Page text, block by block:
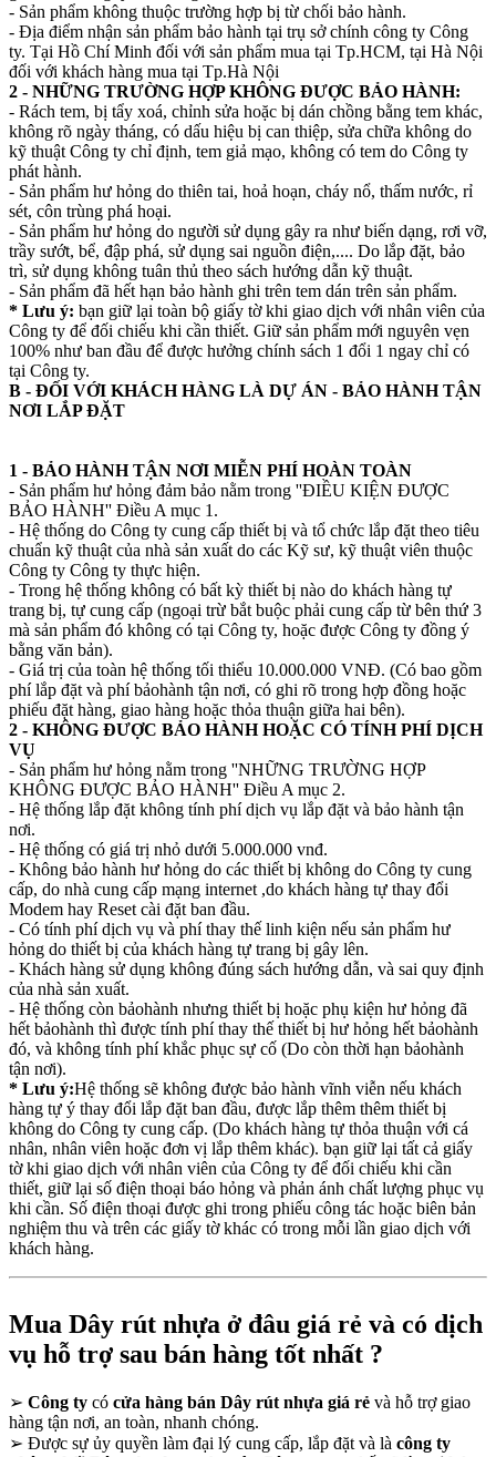
- Sản phẩm không thuộc trường hợp bị từ chối bảo hành.
- Địa điểm nhận sản phẩm bảo hành tại trụ sở chính công ty Công
ty. Tại Hồ Chí Minh đối với sản phẩm mua tại Tp.HCM, tại Hà Nội
đối với khách hàng mua tại Tp.Hà Nội
2 - NHỮNG TRƯỜNG HỢP KHÔNG ĐƯỢC BẢO HÀNH:
- Rách tem, bị tẩy xoá, chỉnh sửa hoặc bị dán chồng bằng tem khác,
không rõ ngày tháng, có dấu hiệu bị can thiệp, sửa chữa không do
kỹ thuật Công ty chỉ định, tem giả mạo, không có tem do Công ty
phát hành.
- Sản phẩm hư hỏng do thiên tai, hoả hoạn, cháy nổ, thấm nước, rỉ
sét, côn trùng phá hoại.
- Sản phẩm hư hỏng do người sử dụng gây ra như biến dạng, rơi vỡ,
trầy sướt, bể, đập phá, sử dụng sai nguồn điện,.... Do lắp đặt, bảo
trì, sử dụng không tuân thủ theo sách hướng dẫn kỹ thuật.
- Sản phẩm đã hết hạn bảo hành ghi trên tem dán trên sản phẩm.
* Lưu ý: bạn giữ lại toàn bộ giấy tờ khi giao dịch với nhân viên của
Công ty để đối chiếu khi cần thiết. Giữ sản phẩm mới nguyên vẹn
100% như ban đầu để được hưởng chính sách 1 đổi 1 ngay chỉ có
tại Công ty.
B - ĐỐI VỚI KHÁCH HÀNG LÀ DỰ ÁN - BẢO HÀNH TẬN
NƠI LẮP ĐẶT
1 - BẢO HÀNH TẬN NƠI MIỄN PHÍ HOÀN TOÀN
- Sản phẩm hư hỏng đảm bảo nằm trong ''ĐIỀU KIỆN ĐƯỢC
BẢO HÀNH'' Điều A mục 1.
- Hệ thống do Công ty cung cấp thiết bị và tổ chức lắp đặt theo tiêu
chuẩn kỹ thuật của nhà sản xuất do các Kỹ sư, kỹ thuật viên thuộc
Công ty Công ty thực hiện.
- Trong hệ thống không có bất kỳ thiết bị nào do khách hàng tự
trang bị, tự cung cấp (ngoại trừ bắt buộc phải cung cấp từ bên thứ 3
mà sản phẩm đó không có tại Công ty, hoặc được Công ty đồng ý
bằng văn bản).
- Giá trị của toàn hệ thống tối thiểu 10.000.000 VNĐ. (Có bao gồm
phí lắp đặt và phí bảohành tận nơi, có ghi rõ trong hợp đồng hoặc
phiếu đặt hàng, giao hàng hoặc thỏa thuận giữa hai bên).
2 - KHÔNG ĐƯỢC BẢO HÀNH HOẶC CÓ TÍNH PHÍ DỊCH
VỤ
- Sản phẩm hư hỏng nằm trong ''NHỮNG TRƯỜNG HỢP
KHÔNG ĐƯỢC BẢO HÀNH'' Điều A mục 2.
- Hệ thống lắp đặt không tính phí dịch vụ lắp đặt và bảo hành tận
nơi.
- Hệ thống có giá trị nhỏ dưới 5.000.000 vnđ.
- Không bảo hành hư hỏng do các thiết bị không do Công ty cung
cấp, do nhà cung cấp mạng internet ,do khách hàng tự thay đổi
Modem hay Reset cài đặt ban đầu.
- Có tính phí dịch vụ và phí thay thế linh kiện nếu sản phẩm hư
hỏng do thiết bị của khách hàng tự trang bị gây lên.
- Khách hàng sử dụng không đúng sách hướng dẫn, và sai quy định
của nhà sản xuất.
- Hệ thống còn bảohành nhưng thiết bị hoặc phụ kiện hư hỏng đã
hết bảohành thì được tính phí thay thế thiết bị hư hỏng hết bảohành
đó, và không tính phí khắc phục sự cố (Do còn thời hạn bảohành
tận nơi).
* Lưu ý:Hệ thống sẽ không được bảo hành vĩnh viễn nếu khách
hàng tự ý thay đổi lắp đặt ban đầu, được lắp thêm thêm thiết bị
không do Công ty cung cấp. (Do khách hàng tự thỏa thuận với cá
nhân, nhân viên hoặc đơn vị lắp thêm khác). bạn giữ lại tất cả giấy
tờ khi giao dịch với nhân viên của Công ty để đối chiếu khi cần
thiết, giữ lại số điện thoại báo hỏng và phản ánh chất lượng phục vụ
khi cần. Số điện thoại được ghi trong phiếu công tác hoặc biên bản
nghiệm thu và trên các giấy tờ khác có trong mỗi lần giao dịch với
khách hàng.
Mua Dây rút nhựa ở đâu giá rẻ và có dịch
vụ hỗ trợ sau bán hàng tốt nhất ?
➢ Công ty có cửa hàng bán Dây rút nhựa giá rẻ và hỗ trợ giao
hàng tận nơi, an toàn, nhanh chóng.
➢ Được sự ủy quyền làm đại lý cung cấp, lắp đặt và là công ty